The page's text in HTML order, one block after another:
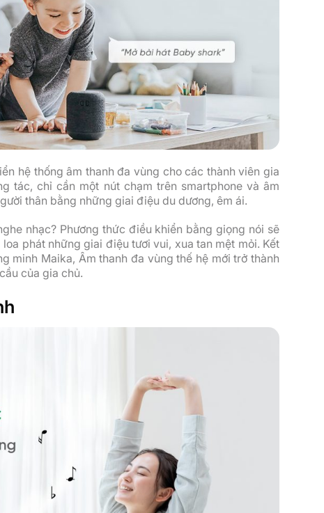
hệ thống âm thanh đa vùng cho các thành viên gia
tác, chỉ cần một nút chạm trên smartphone và âm
thân bằng những giai điệu du dương, êm ái.
nhạc? Phương thức điều khiển bằng giọng nói sẽ
phát những giai điệu tươi vui, xua tan mệt mỏi. Kết
minh Maika, Âm thanh đa vùng thế hệ mới trở thành
của gia chủ.